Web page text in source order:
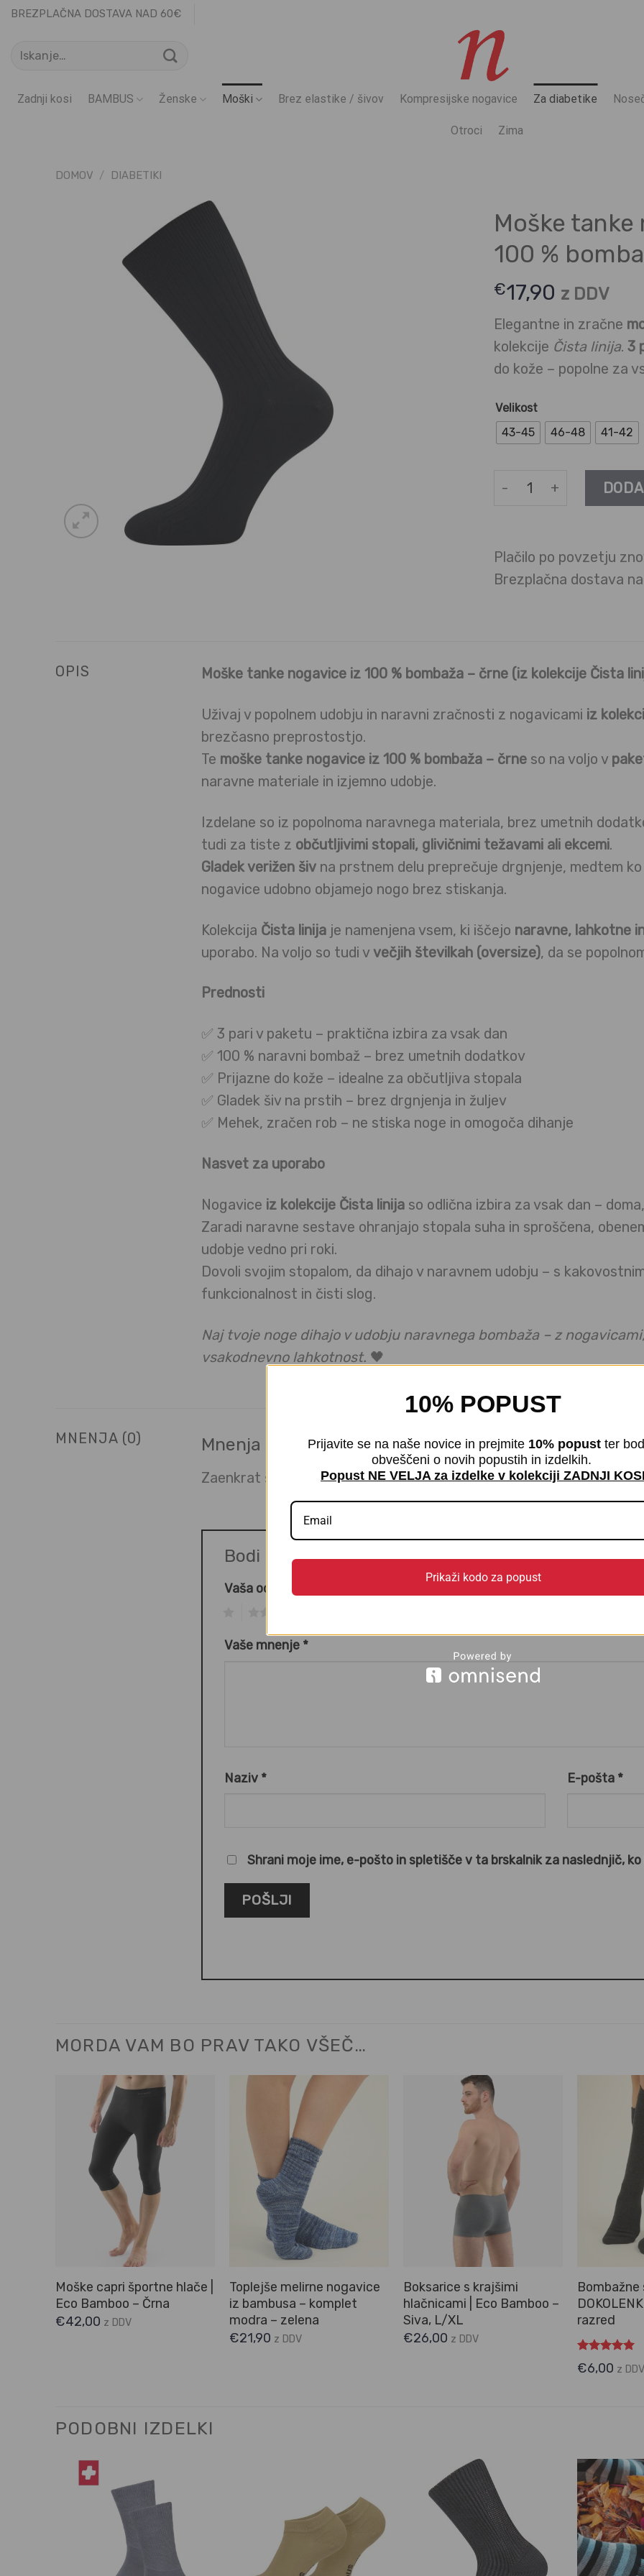
Skoči
vsebino
BREZPLAČNA DOSTAVA NAD 60€
Išči:
Zadnji kosi BAMBUS Ženske Moški Brez elastike / šivov Kompresijske nogavice Za diabetike
Otroci Zima
DOMOV / DIABETIKI
Moške tanke
100 %
€17,90 z DDV
Elegantne in zračne
kolekcije Čista linija. 3
do kože – popolne za
Velikost
43-45
46-48 41-42
Moške tanke nogavice
Plačilo po povzetju
Brezplačna dostava
OPIS Moške tanke nogavice iz 100 % bombaža – črne (iz kolekcije Čista
Uživaj v popolnem udobju in naravni zračnosti z nogavicami iz
brezčasno preprostostjo.
Te moške tanke nogavice iz 100 % bombaža – črne so na voljo v
naravne materiale in izjemno udobje.
Izdelane so iz popolnoma naravnega materiala, brez umetnih
tudi za tiste z občutljivimi stopali, glivičnimi težavami ali ekcemi.
Gladek verižen šiv na prstnem delu preprečuje drgnjenje, medtem ko
nogavice udobno objamejo nogo brez stiskanja.
Kolekcija Čista linija je namenjena vsem, ki iščejo naravne, lahkotne
uporabo. Na voljo so tudi v večjih številkah (oversize), da se
Prednosti
✅ 3 pari v paketu – praktična izbira za vsak dan
✅ 100 % naravni bombaž – brez umetnih dodatkov
✅ Prijazne do kože – idealne za občutljiva stopala
✅ Gladek šiv na prstih – brez drgnjenja in žuljev
✅ Mehek, zračen rob – ne stiska noge in omogoča dihanje
Nasvet za uporabo
Nogavice iz kolekcije Čista linija so odlična izbira za vsak dan –
Zaradi naravne sestave ohranjajo stopala suha in sproščena,
udobje vedno pri roki.
Dovoli svojim stopalom, da dihajo v naravnem udobju – s
funkcionalnost in čisti slog.
Naj tvoje noge dihajo v udobju naravnega bombaža – z
vsakodnevno lahkotnost. 🖤
MNENJA (0) Mnenja
Zaenkrat še ni mnenj.
Bodi prvi ocenjevalec “Moške tanke nogavice
Vaša ocena
Vaše mnenje *
Naziv * E-pošta *
Shrani moje ime, e-pošto in spletišče v ta brskalnik za naslednjič,
MORDA VAM BO PRAV TAKO VŠEČ…
Moške capri športne hlače |
Eco Bamboo – Črna
€42,00 z DDV
Toplejše melirne nogavice
iz bambusa – komplet
modra – zelena
€21,90 z DDV
Boksarice s krajšimi
hlačnicami | Eco Bamboo –
Siva, L/XL
€26,00 z DDV
Bombažne
razred
Ocenjeno
5.00od 5
€6,00 z DDV
PODOBNI IZDELKI
10% POPUST
Prijavite se na naše novice in prejmite 10% popust ter
obveščeni o novih popustih in izdelkih.
Popust NE VELJA za izdelke v kolekciji ZADNJI KOSI
Prikaži kodo za popust